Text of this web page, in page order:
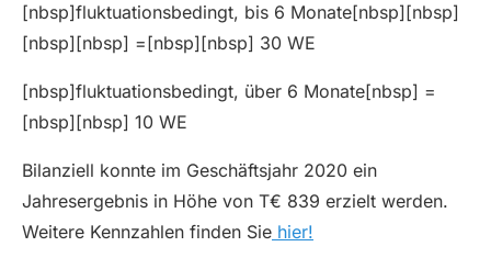
[nbsp]fluktuationsbedingt, bis 6 Monate[nbsp][nbsp]
[nbsp][nbsp] =[nbsp][nbsp] 30 WE
[nbsp]fluktuationsbedingt, über 6 Monate[nbsp] =
[nbsp][nbsp] 10 WE
Bilanziell konnte im Geschäftsjahr 2020 ein
Jahresergebnis in Höhe von T€ 839 erzielt werden.
Weitere Kennzahlen finden Sie hier!